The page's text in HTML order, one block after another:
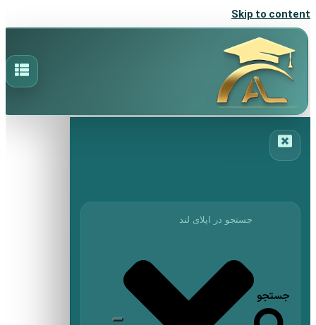
Skip to content
جستجو